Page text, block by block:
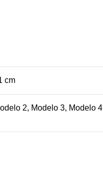
cm
2, Modelo 3, Modelo 4